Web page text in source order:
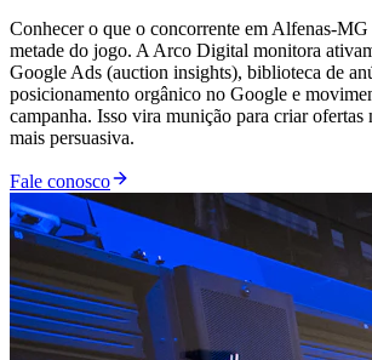
Conhecer o que o concorrente em Alfenas-MG
metade do jogo. A Arco Digital monitora
Google Ads (auction insights), biblioteca de
posicionamento orgânico no Google e
campanha. Isso vira munição para criar ofertas
mais persuasiva.
Fale conosco